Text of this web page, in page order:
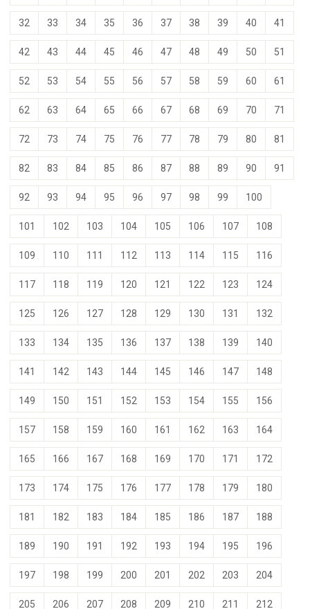
32 33 34 35 36 37 38 39 40 41
42 43 44 45 46 47 48 49 50 51
52 53 54 55 56 57 58 59 60 61
62 63 64 65 66 67 68 69 70 71
72 73 74 75 76 77 78 79 80 81
82 83 84 85 86 87 88 89 90 91
92 93 94 95 96 97 98 99 100
101 102 103 104 105 106 107 108
109 110 111 112 113 114 115 116
117 118 119 120 121 122 123 124
125 126 127 128 129 130 131 132
133 134 135 136 137 138 139 140
141 142 143 144 145 146 147 148
149 150 151 152 153 154 155 156
157 158 159 160 161 162 163 164
165 166 167 168 169 170 171 172
173 174 175 176 177 178 179 180
181 182 183 184 185 186 187 188
189 190 191 192 193 194 195 196
197 198 199 200 201 202 203 204
205 206 207 208 209 210 211 212